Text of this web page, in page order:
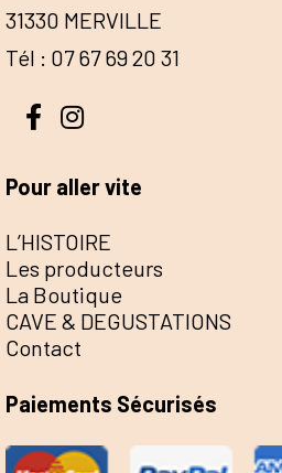
31330 MERVILLE
Tél : 07 67 69 20 31
Pour aller vite
L’HISTOIRE
Les producteurs
La Boutique
CAVE & DEGUSTATIONS
Contact
Paiements Sécurisés